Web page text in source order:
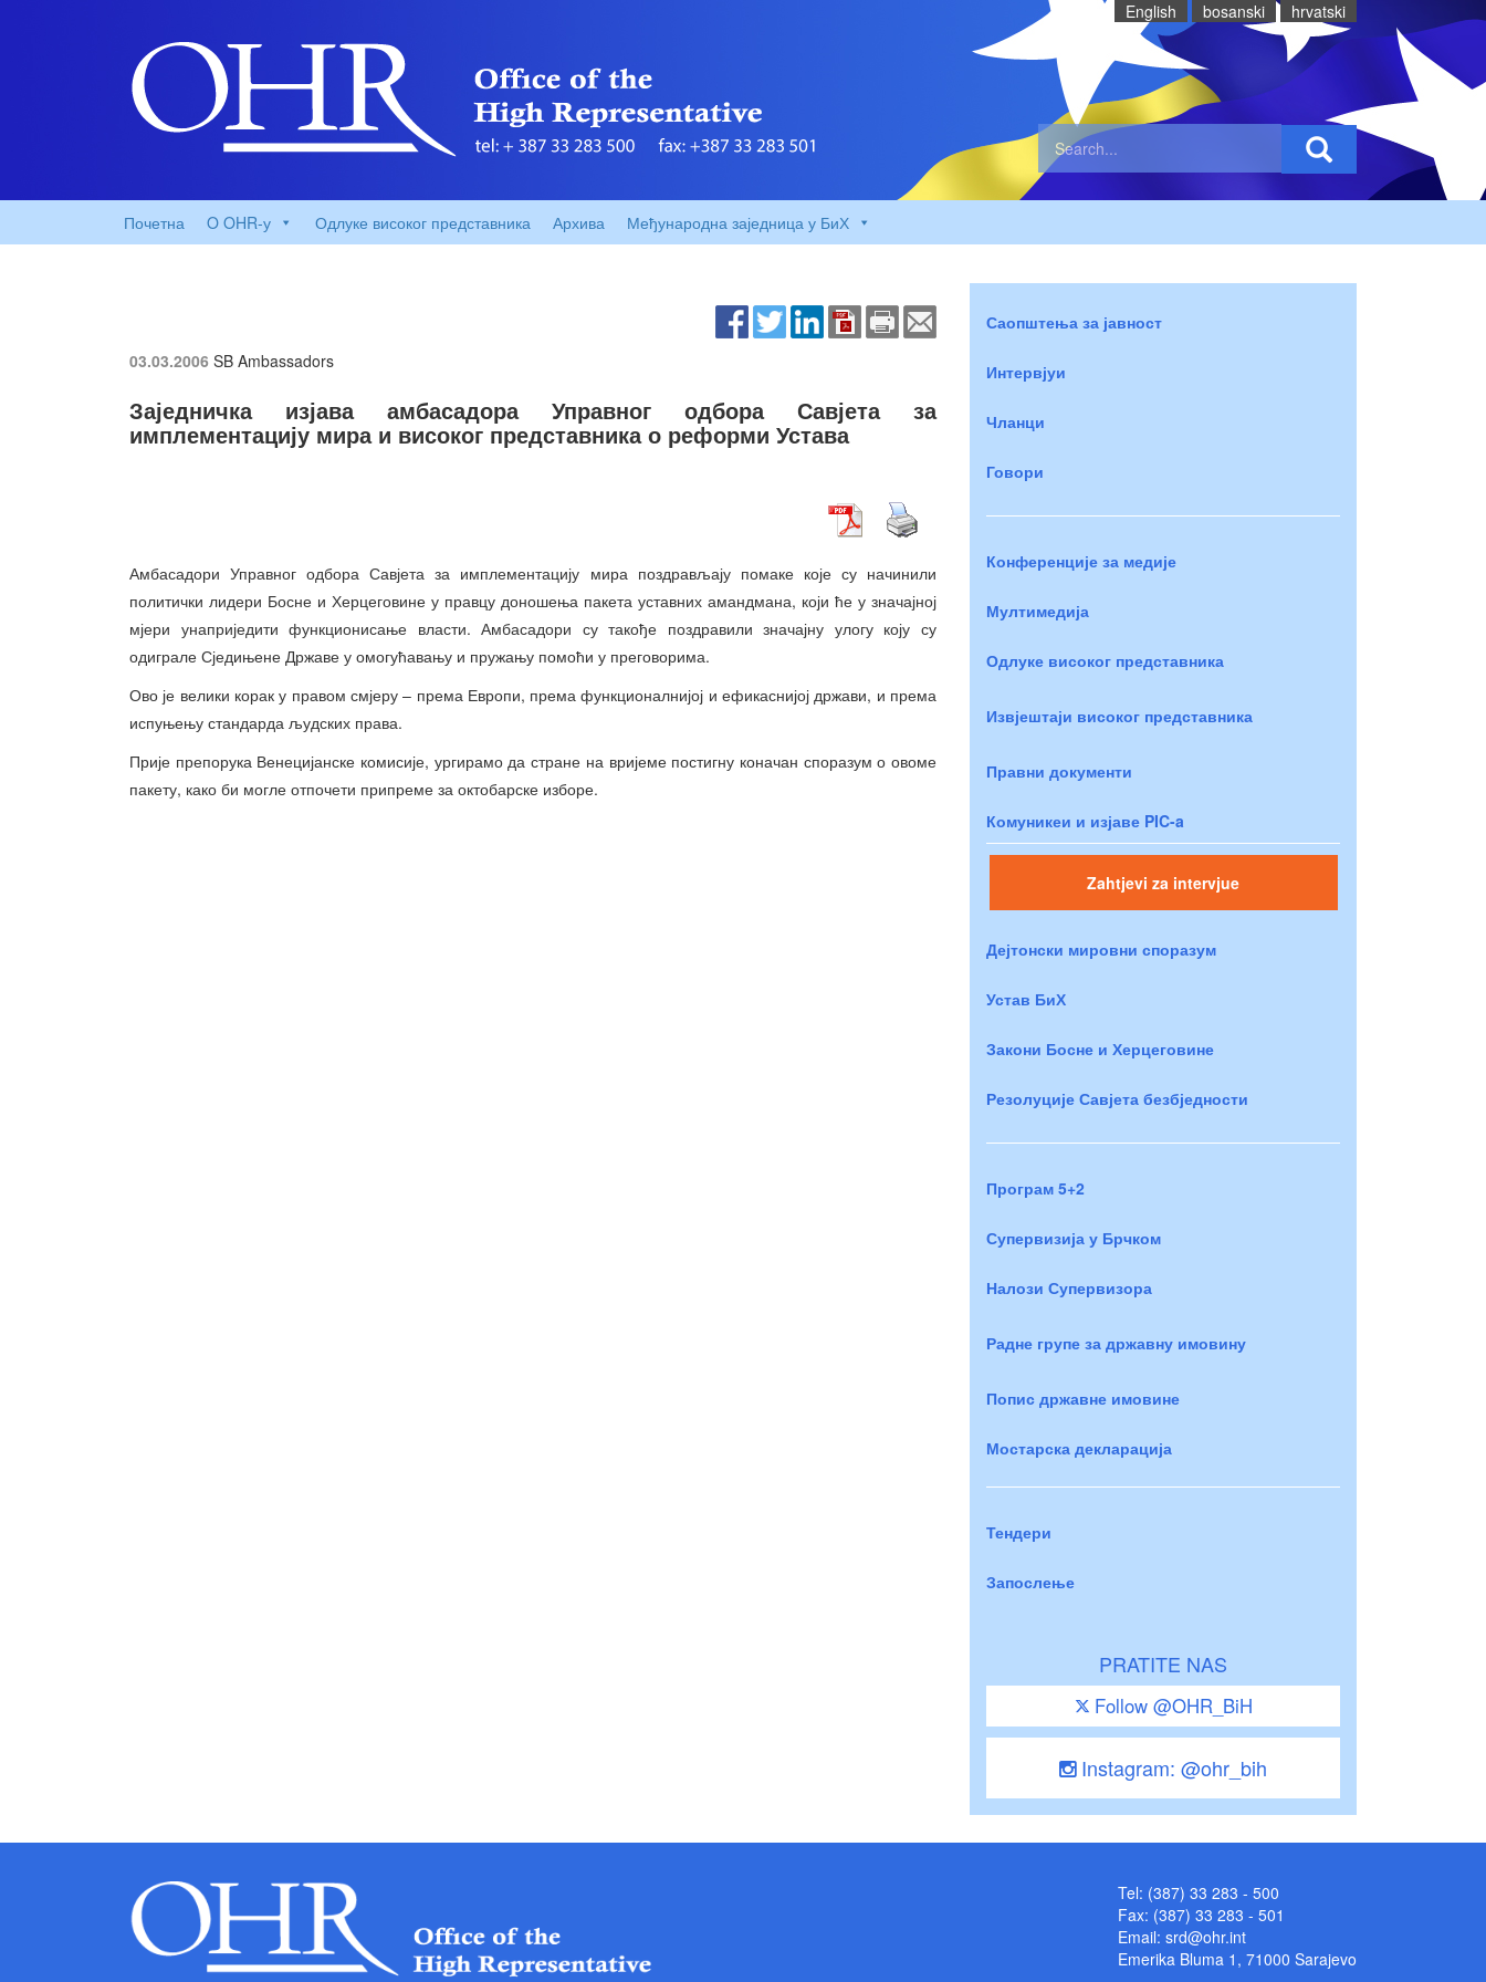
English bosanski hrvatski
Почетна O OHR-у Одлуке високог представника Архива Међународна заједница у БиХ
03.03.2006 SB Ambassadors
Заједничка изјава амбасадора Управног одбора Савјета за
имплементацију мира и високог представника о реформи Устава
Амбасадори Управног одбора Савјета за имплементацију мира поздрављају помаке које су начинили
политички лидери Босне и Херцеговине у правцу доношења пакета уставних амандмана, који ће у значајној
мјери унаприједити функционисање власти. Амбасадори су такође поздравили значајну улогу коју су
одиграле Сједињене Државе у омогућавању и пружању помоћи у преговорима.
Ово је велики корак у правом смјеру – према Европи, према функционалнијој и ефикаснијој држави, и према
испуњењу стандарда људских права.
Прије препорука Венецијанске комисије, ургирамо да стране на вријеме постигну коначан споразум о овоме
пакету, како би могле отпочети припреме за октобарске изборе.
Саопштења за јавност
Интервјуи
Чланци
Говори
Конференције за медије
Мултимедија
Одлуке високог представника
Извјештаји високог представника
Правни документи
Комуникеи и изјаве PIC-a
Zahtjevi za intervjue
Дејтонски мировни споразум
Устав БиХ
Закони Босне и Херцеговине
Резолуције Савјета безбједности
Програм 5+2
Супервизија у Брчком
Налози Супервизора
Радне групе за државну имовину
Попис државне имовине
Мостарска декларација
Тендери
Запослење
PRATITE NAS
Follow @OHR_BiH
Instagram: @ohr_bih
Tel: (387) 33 283 - 500
Fax: (387) 33 283 - 501
Email: srd@ohr.int
Emerika Bluma 1, 71000 Sarajevo